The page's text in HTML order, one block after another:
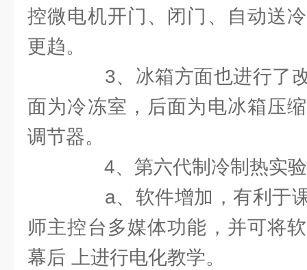
控微电机开门、闭门、自动送
更趋。
3、冰箱方面也进行了改
面为冷冻室，后面为电冰箱压
调节器。
4、第六代制冷制热实验
a、软件增加，有利于课
师主控台多媒体功能，并可将
幕后 上进行电化教学。